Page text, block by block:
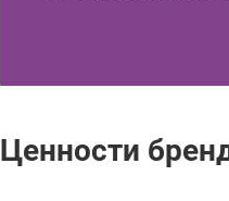
Ценности